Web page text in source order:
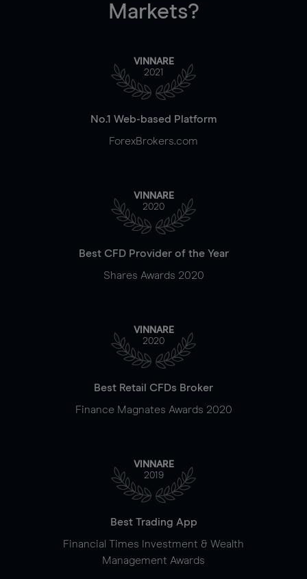
Markets?
VINNARE
2021
No.1 Web-based Platform
ForexBrokers.com
VINNARE
2020
Best CFD Provider of the Year
Shares Awards 2020
VINNARE
2020
Best Retail CFDs Broker
Finance Magnates Awards 2020
VINNARE
2019
Best Trading App
Financial Times Investment & Wealth
Management Awards